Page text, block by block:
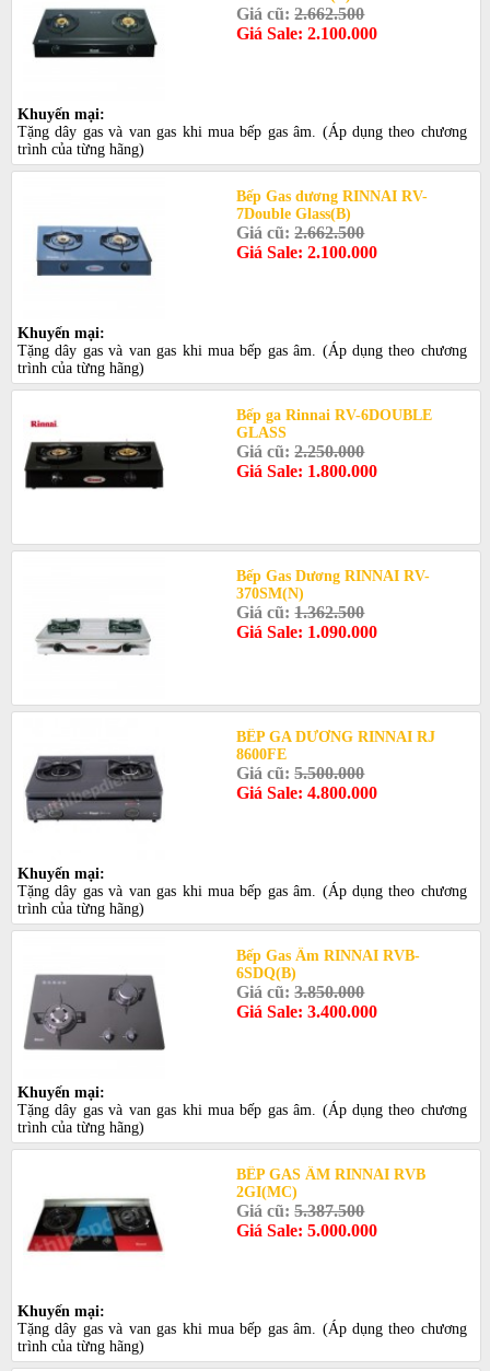
Giá cũ:2.662.500
Giá Sale: 2.100.000
Khuyến mại:
Tặng dây gas và van gas khi mua bếp gas âm. (Áp dụng theo chương
trình của từng hãng)
Bếp Gas dương RINNAI RV-
7Double Glass(B)
Giá cũ:2.662.500
Giá Sale: 2.100.000
Khuyến mại:
Tặng dây gas và van gas khi mua bếp gas âm. (Áp dụng theo chương
trình của từng hãng)
Bếp ga Rinnai RV-6DOUBLE
GLASS
Giá cũ:2.250.000
Giá Sale: 1.800.000
Bếp Gas Dương RINNAI RV-
370SM(N)
Giá cũ:1.362.500
Giá Sale: 1.090.000
BẾP GA DƯƠNG RINNAI RJ
8600FE
Giá cũ:5.500.000
Giá Sale: 4.800.000
Khuyến mại:
Tặng dây gas và van gas khi mua bếp gas âm. (Áp dụng theo chương
trình của từng hãng)
Bếp Gas Âm RINNAI RVB-
6SDQ(B)
Giá cũ:3.850.000
Giá Sale: 3.400.000
Khuyến mại:
Tặng dây gas và van gas khi mua bếp gas âm. (Áp dụng theo chương
trình của từng hãng)
BẾP GAS ÂM RINNAI RVB
2GI(MC)
Giá cũ:5.387.500
Giá Sale: 5.000.000
Khuyến mại:
Tặng dây gas và van gas khi mua bếp gas âm. (Áp dụng theo chương
trình của từng hãng)